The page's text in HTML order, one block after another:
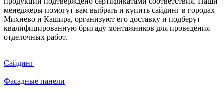
менеджеры помогут вам выбрать и купить сайдинг в городах
Михнево и Кашира, организуют его доставку и подберут
квалифицированную бригаду монтажников для проведения
отделочных работ.
Сайдинг
Фасадные панели